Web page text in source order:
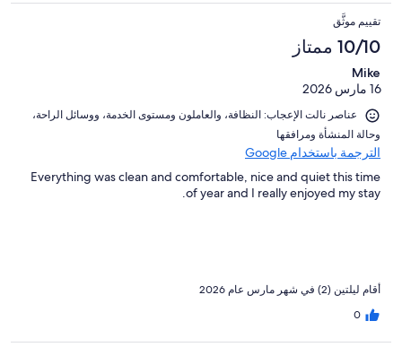
تقييم موثَّق
10/10 ممتاز
Mike
16 مارس 2026
عناصر نالت الإعجاب: ⁦النظافة⁩، و⁦العاملون ومستوى الخدمة⁩، و⁦وسائل الراحة⁩،
و⁦حالة المنشأة ومرافقها⁩
الترجمة باستخدام Google
Everything was clean and comfortable, nice and quiet this time
of year and I really enjoyed my stay.
أقام ليلتين (2) في شهر مارس عام 2026
0